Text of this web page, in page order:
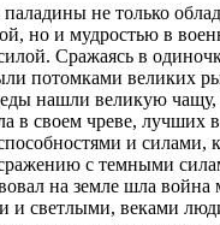
не только
но и мудростью в
Сражаясь в
потомками великих
нашли великую
в своем чреве, лучших
и силами,
с темными
на земле шла война
и светлыми, веками